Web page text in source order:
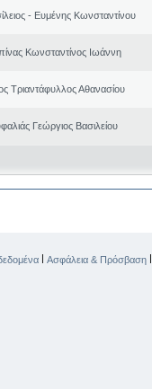
- Ευμένης Κωνσταντίνου
Κωνσταντίνος Ιωάννη
Τριαντάφυλλος Αθανασίου
Γεώργιος Βασιλείου
| Ασφάλεια & Πρόσβαση